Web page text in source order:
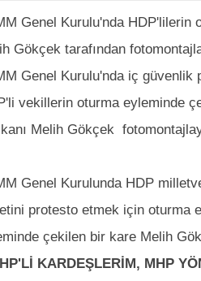
Genel Kurulu'nda HDP'lilerin
Gökçek tarafından
Genel Kurulu'nda iç güvenlik
vekillerin oturma eyleminde
Melih Gökçek
Genel Kurulunda HDP
protesto etmek için oturma
çekilen bir kare Melih
KARDEŞLERİM, MHP